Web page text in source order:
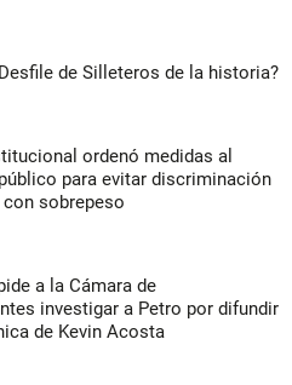
de Silleteros de la historia?
ordenó medidas al
para evitar discriminación
sobrepeso
a la Cámara de
investigar a Petro por difundir
de Kevin Acosta